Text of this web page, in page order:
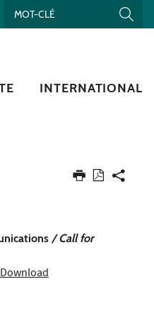
INTERNATIONAL
/ Call for